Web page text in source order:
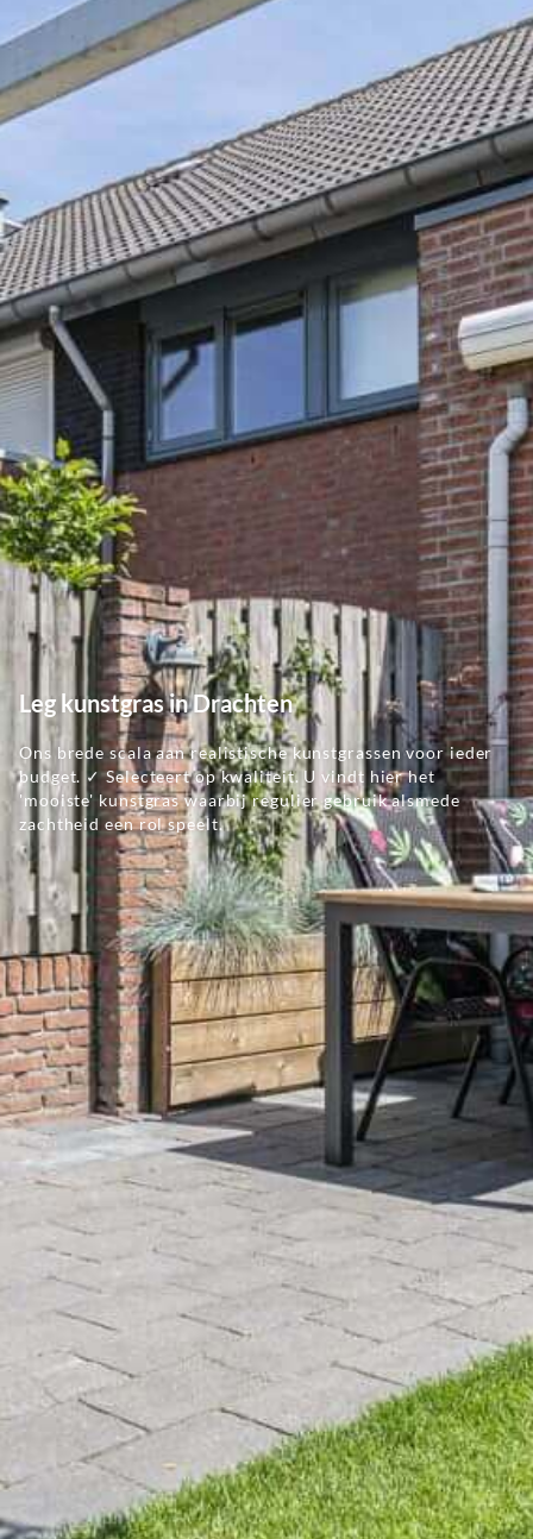
Leg kunstgras in Drachten
Ons brede scala aan realistische kunstgrassen voor ieder
budget. ✓ Selecteert op kwaliteit. U vindt hier het
'mooiste' kunstgras waarbij regulier gebruik alsmede
zachtheid een rol speelt.